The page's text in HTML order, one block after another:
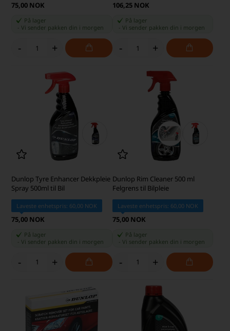
75,00 NOK
På lager
-Vi sender pakken din i morgen
- +
106,25 NOK
På lager
Vi sender pakken din i morgen
- +
Dunlop Tyre Enhancer Dekkpleie
Spray 500ml til Bil
Laveste enhetspris: 60,00 NOK
75,00 NOK
På lager
-Vi sender pakken din i morgen
- +
Dunlop Rim Cleaner 500 ml
Felgrens til Bilpleie
Laveste enhetspris: 60,00 NOK
75,00 NOK
På lager
Vi sender pakken din i morgen
- +